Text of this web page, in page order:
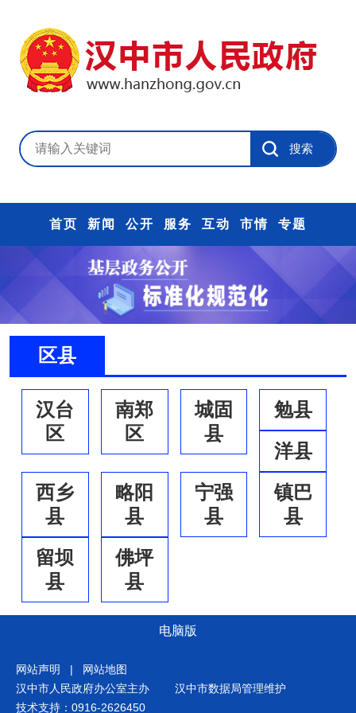
首页 新闻 公开 服务 互动 市情 专题
区县
汉台
区
南郑
区
城固
县
勉县
洋县
西乡
县
略阳
县
宁强
县
镇巴
县
留坝
县
佛坪
县
电脑版
网站声明 |
网站地图
汉中市人民政府办公室主办
汉中市数据局管理维护
技术支持：0916-2626450